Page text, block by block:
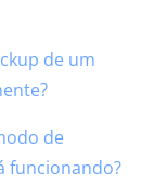
de um
de
funcionando?